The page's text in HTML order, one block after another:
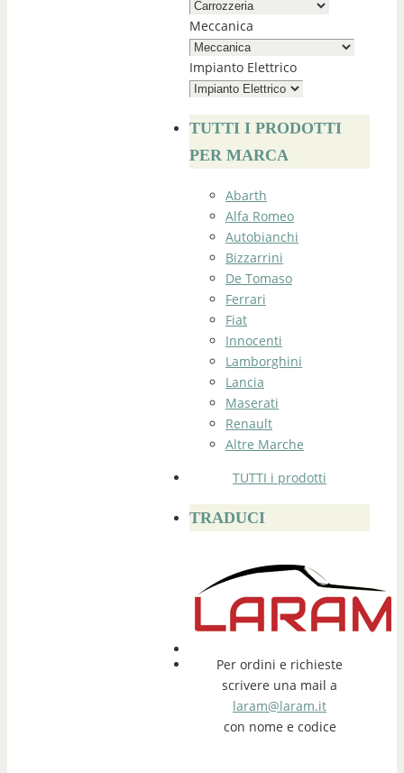
Meccanica
Impianto Elettrico
TUTTI I PRODOTTI
PER MARCA
Abarth
Alfa Romeo
Autobianchi
Bizzarrini
De Tomaso
Ferrari
Fiat
Innocenti
Lamborghini
Lancia
Maserati
Renault
Altre Marche
TUTTI i prodotti
TRADUCI
Per ordini e richieste
scrivere una mail a
laram@laram.it
con nome e codice